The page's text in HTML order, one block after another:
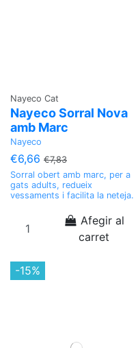
Nayeco Cat
Nayeco Sorral Nova
amb Marc
Nayeco
€6,66 €7,83
Sorral obert amb marc, per a
gats adults, redueix
vessaments i facilita la neteja.
Afegir al
carret
-15%